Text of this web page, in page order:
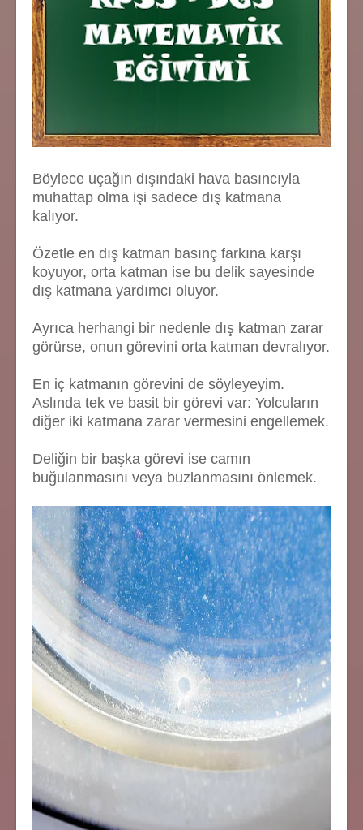
Böylece uçağın dışındaki hava basıncıyla
muhattap olma işi sadece dış katmana
kalıyor.
Özetle en dış katman basınç farkına karşı
koyuyor, orta katman ise bu delik sayesinde
dış katmana yardımcı oluyor.
Ayrıca herhangi bir nedenle dış katman zarar
görürse, onun görevini orta katman devralıyor.
En iç katmanın görevini de söyleyeyim.
Aslında tek ve basit bir görevi var: Yolcuların
diğer iki katmana zarar vermesini engellemek.
Deliğin bir başka görevi ise camın
buğulanmasını veya buzlanmasını önlemek.